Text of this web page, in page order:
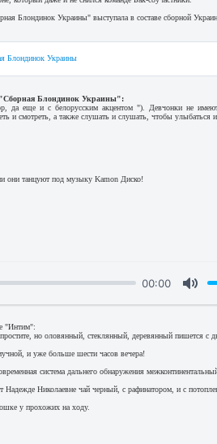
Блондинок Украины" выступала в составе сборной
Блондинок Украины
Блондинок Украины":
да еще и с белорусским акцентом "). Девчонки не
и смотреть, а также слушать и слушать, чтобы улыбаться
они танцуют под музыку Kamon Диско!
00:00
"Интим":
но оловянный, стеклянный, деревянный пишется с
и уже больше шести часов вечера!
система дальнего обнаружения
Надежде Николаевне чай черный, с рафинатором, и с
у прохожих на ходу.